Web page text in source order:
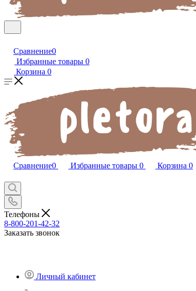
Сравнение0
Избранные товары 0
Корзина 0
Сравнение0 Избранные товары 0 Корзина 0
Телефоны
8-800-201-42-32
Заказать звонок
Личный кабинет